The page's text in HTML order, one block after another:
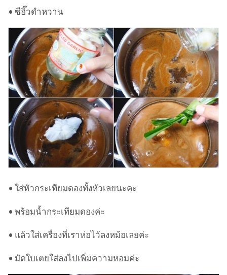
• ซีอิ๊วดำหวาน
• ใส่หัวกระเทียมดองทั้งหัวเลยนะคะ
• พร้อมน้ำกระเทียมดองค่ะ
• แล้วใส่เครื่องที่เราห่อไว้ลงหม้อเลยค่ะ
• มัดใบเตยใส่ลงไปเพิ่มความหอมค่ะ